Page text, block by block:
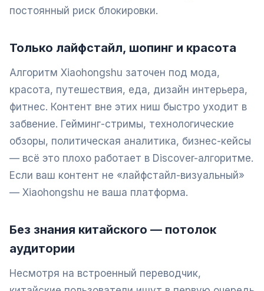
постоянный риск блокировки.
Только лайфстайл, шопинг и красота
Алгоритм Xiaohongshu заточен под мода,
красота, путешествия, еда, дизайн интерьера,
фитнес. Контент вне этих ниш быстро уходит в
забвение. Гейминг-стримы, технологические
обзоры, политическая аналитика, бизнес-кейсы
— всё это плохо работает в Discover-алгоритме.
Если ваш контент не «лайфстайл-визуальный»
— Xiaohongshu не ваша платформа.
Без знания китайского — потолок
аудитории
Несмотря на встроенный переводчик,